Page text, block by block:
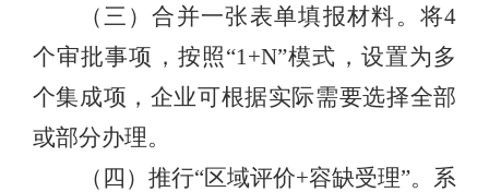
（三）合并一张表单填报材料。 将4
个审批事项，按照“1+N”模式，设置为多
个集成项，企业可根据实际需要选择全部
或部分办理。
（四） 推行“区域评价+容缺受理”。 系